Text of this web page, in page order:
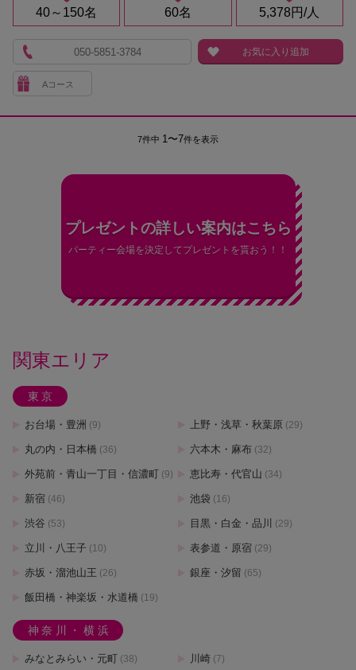
40～150名 60名 5,378円/人
Aコース
050-5851-3784 お気に入り追加
7件中 1〜7件を表示
プレゼントの詳しい案内はこちら
パーティー会場を決定してプレゼントを貰おう！！
関東エリア
東京
お台場・豊洲 (9) 上野・浅草・秋葉原 (29)
丸の内・日本橋 (36) 六本木・麻布 (32)
外苑前・青山一丁目・信濃町 (9) 恵比寿・代官山 (34)
新宿 (46) 池袋 (16)
渋谷 (53) 目黒・白金・品川 (29)
立川・八王子 (10) 表参道・原宿 (29)
赤坂・溜池山王 (26) 銀座・汐留 (65)
飯田橋・神楽坂・水道橋 (19)
神奈川・横浜
みなとみらい・元町 (38) 川崎 (7)